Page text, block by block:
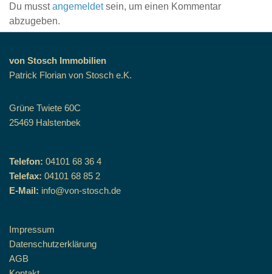
Du musstangemeldetsein, um einen Kommentar
abzugeben.
von Stosch Immobilien
Patrick Florian von Stosch e.K.
Grüne Twiete 60C
25469 Halstenbek
Telefon: 04101 68 36 4
Telefax: 04101 68 85 2
E-Mail: info@von-stosch.de
Impressum
Datenschutzerklärung
AGB